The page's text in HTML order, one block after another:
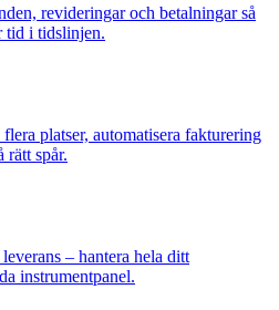
revideringar och betalningar så
tid i tidslinjen.
platser, automatisera fakturering
rätt spår.
– hantera hela ditt
instrumentpanel.